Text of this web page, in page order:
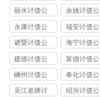
司
司
丽水讨债公
司
余姚讨债公
司
永康讨债公
司
瑞安讨债公
司
诸暨讨债公
司
海宁讨债公
司
建德讨债公
司
富德讨债公
司
嵊州讨债公
司
奉化讨债公
司
吴江老牌讨
绍兴讨债公